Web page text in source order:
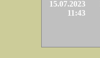
15.07.2023
11:43